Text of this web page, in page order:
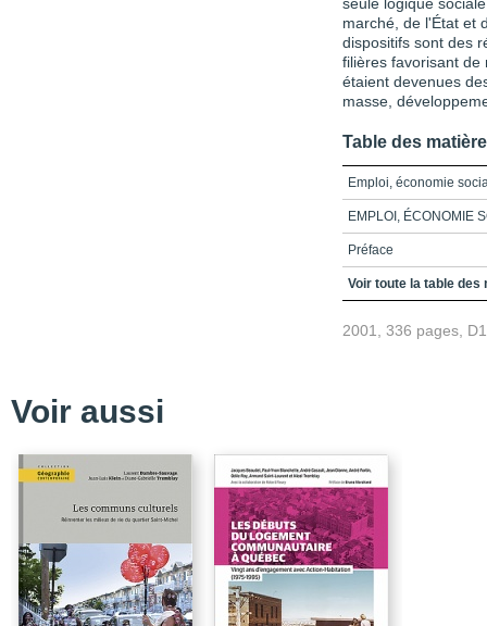
seule logique
marché, de l'État et
dispositifs sont des
filières favorisant de
étaient devenues
masse,
Table des
Emploi, économie
EMPLOI, ÉCONOMIE
Préface
Remerciements
Chapitre 1_Politiques
filières institutionnelles
Chapitre 2_Insertion à
Chapitre 3_Pratiques
microfinance
Chapitre 5_Quartiers
Voir toute la table des
2001, 336 pages,
Voir aussi